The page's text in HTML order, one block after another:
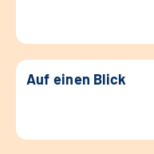
Auf einen Blick